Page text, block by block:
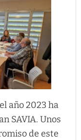
año 2023 ha
SAVIA. Unos
de este